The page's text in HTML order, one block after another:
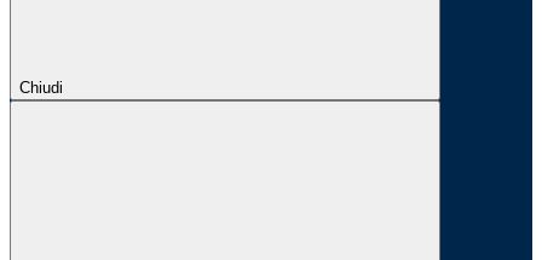
Chiudi